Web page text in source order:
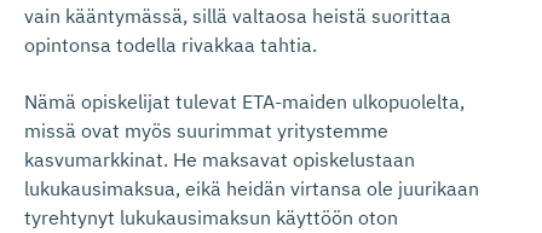
vain kääntymässä, sillä valtaosa heistä suorittaa
opintonsa todella rivakkaa tahtia.
Nämä opiskelijat tulevat ETA-maiden ulkopuolelta,
missä ovat myös suurimmat yritystemme
kasvumarkkinat. He maksavat opiskelustaan
lukukausimaksua, eikä heidän virtansa ole juurikaan
tyrehtynyt lukukausimaksun käyttöön oton